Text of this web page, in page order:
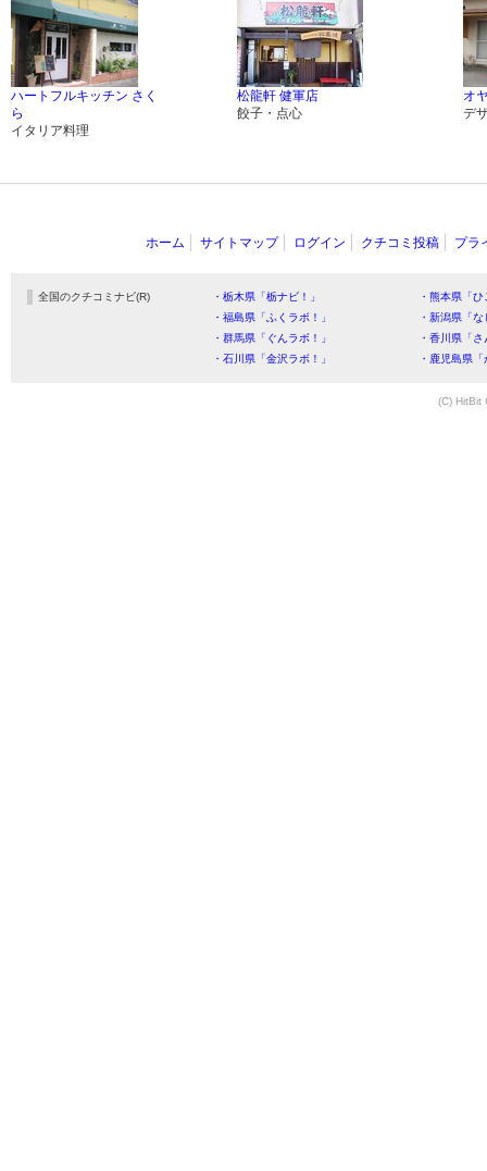
ハートフルキッチン さく
ら
イタリア料理
松龍軒 健軍店
餃子・点心
オ
デ
ホーム サイトマップ ログイン クチコミ投稿 プラ
全国のクチコミナビ(R) ・栃木県「栃ナビ！」
・熊本県「
・福島県「ふくラボ！」
・新潟県「
・群馬県「ぐんラボ！」
・香川県「
・石川県「金沢ラボ！」
・鹿児島県
(C) HitBit